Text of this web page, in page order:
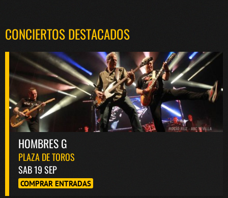
CONCIERTOS DESTACADOS
HOMBRES G
PLAZA DE TOROS
SAB 19 SEP
COMPRAR ENTRADAS